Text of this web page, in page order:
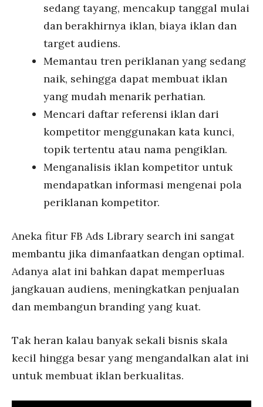
sedang tayang, mencakup tanggal mulai
dan berakhirnya iklan, biaya iklan dan
target audiens.
Memantau tren periklanan yang sedang
naik, sehingga dapat membuat iklan
yang mudah menarik perhatian.
Mencari daftar referensi iklan dari
kompetitor menggunakan kata kunci,
topik tertentu atau nama pengiklan.
Menganalisis iklan kompetitor untuk
mendapatkan informasi mengenai pola
periklanan kompetitor.
Aneka fitur FB Ads Library search ini sangat
membantu jika dimanfaatkan dengan optimal.
Adanya alat ini bahkan dapat memperluas
jangkauan audiens, meningkatkan penjualan
dan membangun branding yang kuat.
Tak heran kalau banyak sekali bisnis skala
kecil hingga besar yang mengandalkan alat ini
untuk membuat iklan berkualitas.